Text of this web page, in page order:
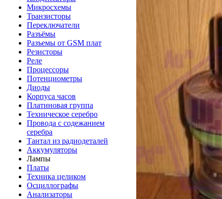
Микросхемы
Транзисторы
Переключатели
Разъёмы
Разъемы от GSM плат
Резисторы
Реле
Процессоры
Потенциометры
Диоды
Корпуса часов
Платиновая группа
Техническое серебро
Провода с содежанием
серебра
Тантал из радиодеталей
Аккумуляторы
Лампы
Платы
Техника целиком
Осциллографы
Анализаторы